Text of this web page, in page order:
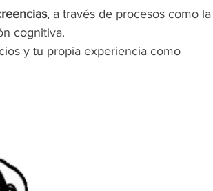
, a través de procesos como la
cognitiva.
y tu propia experiencia como